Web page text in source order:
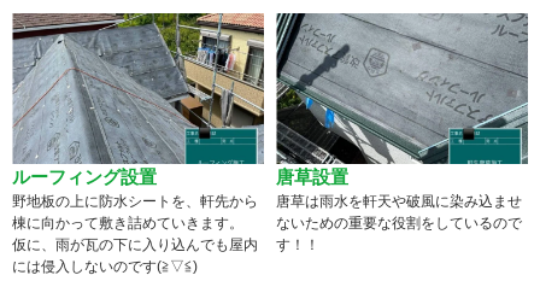
ルーフィング設置
野地板の上に防水シートを、軒先から
棟に向かって敷き詰めていきます。
仮に、雨が瓦の下に入り込んでも屋内
には侵入しないのです(≧▽≦)
唐草設置
唐草は雨水を軒天や破風に染み込ませ
ないための重要な役割をしているので
す！！